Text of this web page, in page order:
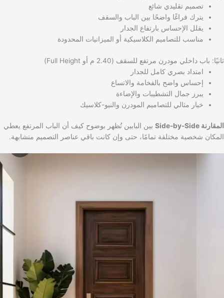
تصميم تقليدي شائع
يترك فراغًا واضحًا بين الباب والسقف
يقلل الإحساس بارتفاع الجدار
مناسب للتصاميم الكلاسيكية أو الميزانيات المحدودة
ثانيًا: باب داخلي مودرن مرتفع للسقف (2.40 م أو Full Height)
امتداد بصري كامل للجدار
إحساس واضح بالفخامة والاتساع
يبرز جمال التشطيبات والإضاءة
خيار مثالي للتصاميم المودرن والنيو-كلاسيك
المقارنة Side-by-Side
بين البابين تُظهر بوضوح كيف أن الباب المرتفع يعطي
المكان شخصية مختلفة تمامًا، حتى وإن كانت باقي عناصر التصميم متشابهة.